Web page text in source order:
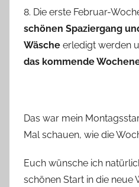
8. Die erste Februar-
schönen Spaziergang
Wäsche erledigt werden
das kommende
Das war mein
Mal schauen, wie die
Euch wünsche ich
schönen Start in die neue